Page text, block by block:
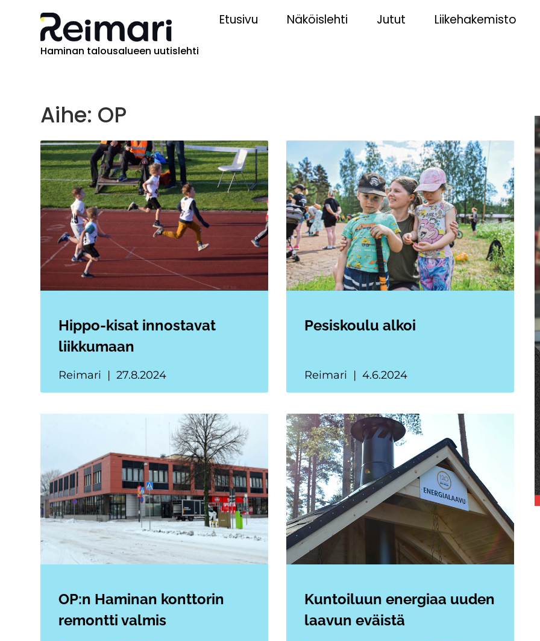
Haminan talousalueen uutislehti
Etusivu Näköislehti Jutut Liikehakemisto
Aihe: OP
Hippo-kisat innostavat
liikkumaan
Reimari 27.8.2024
Pesiskoulu alkoi
Reimari 4.6.2024
OP:n Haminan konttorin
remontti valmis
Kuntoiluun energiaa uuden
laavun eväistä